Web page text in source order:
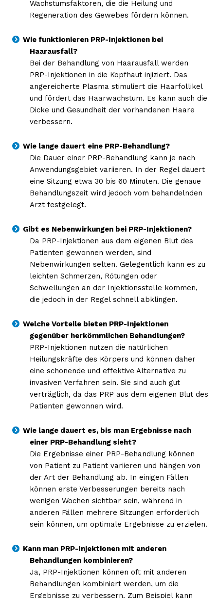
Wachstumsfaktoren, die die Heilung und
Regeneration des Gewebes fördern können.
Wie funktionieren PRP-Injektionen bei
Haarausfall?
Bei der Behandlung von Haarausfall werden
PRP-Injektionen in die Kopfhaut injiziert. Das
angereicherte Plasma stimuliert die Haarfollikel
und fördert das Haarwachstum. Es kann auch die
Dicke und Gesundheit der vorhandenen Haare
verbessern.
Wie lange dauert eine PRP-Behandlung?
Die Dauer einer PRP-Behandlung kann je nach
Anwendungsgebiet variieren. In der Regel dauert
eine Sitzung etwa 30 bis 60 Minuten. Die genaue
Behandlungszeit wird jedoch vom behandelnden
Arzt festgelegt.
Gibt es Nebenwirkungen bei PRP-Injektionen?
Da PRP-Injektionen aus dem eigenen Blut des
Patienten gewonnen werden, sind
Nebenwirkungen selten. Gelegentlich kann es zu
leichten Schmerzen, Rötungen oder
Schwellungen an der Injektionsstelle kommen,
die jedoch in der Regel schnell abklingen.
Welche Vorteile bieten PRP-Injektionen
gegenüber herkömmlichen Behandlungen?
PRP-Injektionen nutzen die natürlichen
Heilungskräfte des Körpers und können daher
eine schonende und effektive Alternative zu
invasiven Verfahren sein. Sie sind auch gut
verträglich, da das PRP aus dem eigenen Blut des
Patienten gewonnen wird.
Wie lange dauert es, bis man Ergebnisse nach
einer PRP-Behandlung sieht?
Die Ergebnisse einer PRP-Behandlung können
von Patient zu Patient variieren und hängen von
der Art der Behandlung ab. In einigen Fällen
können erste Verbesserungen bereits nach
wenigen Wochen sichtbar sein, während in
anderen Fällen mehrere Sitzungen erforderlich
sein können, um optimale Ergebnisse zu erzielen.
Kann man PRP-Injektionen mit anderen
Behandlungen kombinieren?
Ja, PRP-Injektionen können oft mit anderen
Behandlungen kombiniert werden, um die
Ergebnisse zu verbessern. Zum Beispiel kann